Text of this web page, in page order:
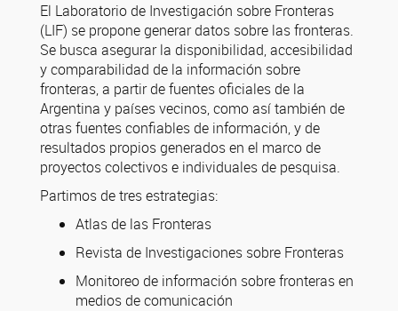
El Laboratorio de Investigación sobre Fronteras
(LIF) se propone generar datos sobre las fronteras.
Se busca asegurar la disponibilidad, accesibilidad
y comparabilidad de la información sobre
fronteras, a partir de fuentes oficiales de la
Argentina y países vecinos, como así también de
otras fuentes confiables de información, y de
resultados propios generados en el marco de
proyectos colectivos e individuales de pesquisa.
Partimos de tres estrategias:
Atlas de las Fronteras
Revista de Investigaciones sobre Fronteras
Monitoreo de información sobre fronteras en
medios de comunicación